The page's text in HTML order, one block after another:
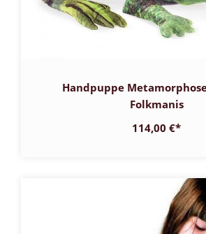
Handpuppe
Folkmanis
114,00 €*